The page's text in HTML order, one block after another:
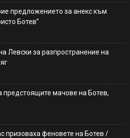
предложението за анекс към
Ботев”
Левски за разпространение на
предстоящите мачове на Ботев,
призоваха феновете на Ботев /